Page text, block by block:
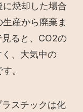
焼却した場合
産から廃棄ま
ると、CO2の
、大気中の
。
スチックは化